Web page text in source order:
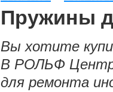
Пружины
Вы хотите
В РОЛЬФ Центр
для ремонта